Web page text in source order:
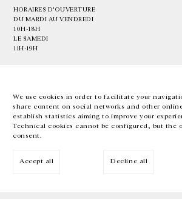
We use cookies in order to facilitate your
share content on social networks and other
establish statistics aiming to improve your
Technical cookies cannot be configured, but the
consent.
Accept all Decline all
HORAIRES D'OUVERTURE
DU MARDI AU VENDREDI
10H-18H
LE SAMEDI
11H-19H
EN FR 中文 Facebook Instagram
Inscrivez-vous à notre newsletter